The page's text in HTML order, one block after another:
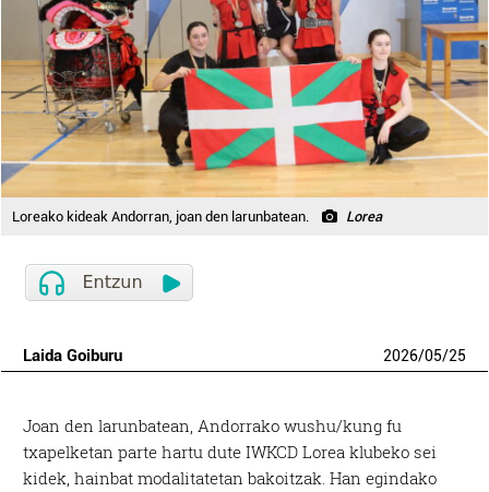
Loreako kideak Andorran, joan den larunbatean. Lorea
Laida Goiburu 2026/05/25
Joan den larunbatean, Andorrako wushu/kung fu
txapelketan parte hartu dute IWKCD Lorea klubeko sei
kidek, hainbat modalitatetan bakoitzak. Han egindako